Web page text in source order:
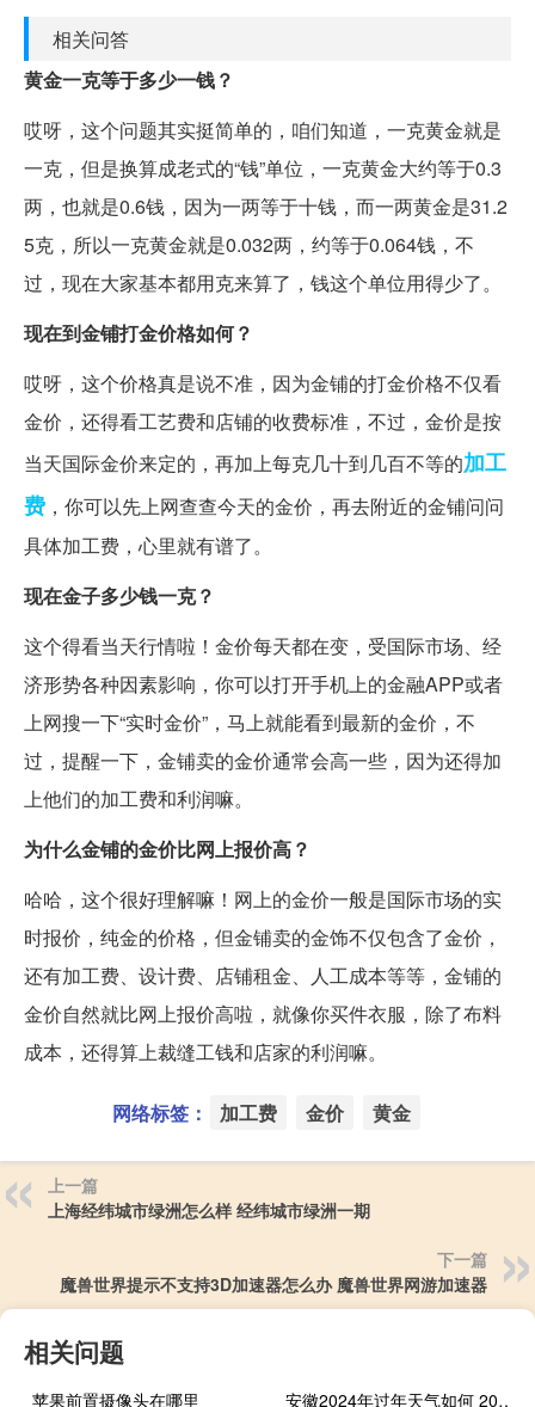
相关问答
黄金一克等于多少一钱？
哎呀，这个问题其实挺简单的，咱们知道，一克黄金就是
一克，但是换算成老式的“钱”单位，一克黄金大约等于0.3
两，也就是0.6钱，因为一两等于十钱，而一两黄金是31.2
5克，所以一克黄金就是0.032两，约等于0.064钱，不
过，现在大家基本都用克来算了，钱这个单位用得少了。
现在到金铺打金价格如何？
哎呀，这个价格真是说不准，因为金铺的打金价格不仅看
金价，还得看工艺费和店铺的收费标准，不过，金价是按
当天国际金价来定的，再加上每克几十到几百不等的加工
费 ，你可以先上网查查今天的金价，再去附近的金铺问问
具体加工费，心里就有谱了。
现在金子多少钱一克？
这个得看当天行情啦！金价每天都在变，受国际市场、经
济形势各种因素影响，你可以打开手机上的金融APP或者
上网搜一下“实时金价”，马上就能看到最新的金价，不
过，提醒一下，金铺卖的金价通常会高一些，因为还得加
上他们的加工费和利润嘛。
为什么金铺的金价比网上报价高？
哈哈，这个很好理解嘛！网上的金价一般是国际市场的实
时报价，纯金的价格，但金铺卖的金饰不仅包含了金价，
还有加工费、设计费、店铺租金、人工成本等等，金铺的
金价自然就比网上报价高啦，就像你买件衣服，除了布料
成本，还得算上裁缝工钱和店家的利润嘛。
网络标签： 加工费 金价 黄金
上一篇
上海经纬城市绿洲怎么样 经纬城市绿洲一期
下一篇
魔兽世界提示不支持3D加速器怎么办 魔兽世界网游加速器
相关问题
苹果前置摄像头在哪里 安徽2024年过年天气如何 2024年除夕图片最新